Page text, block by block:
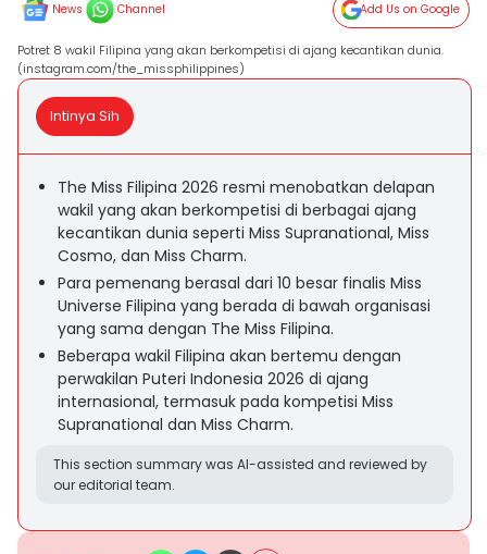
News Channel Add Us on Google
Potret 8 wakil Filipina yang akan berkompetisi di ajang kecantikan dunia.
(instagram.com/the_missphilippines)
Intinya Sih
The Miss Filipina 2026 resmi menobatkan delapan
wakil yang akan berkompetisi di berbagai ajang
kecantikan dunia seperti Miss Supranational, Miss
Cosmo, dan Miss Charm.
Para pemenang berasal dari 10 besar finalis Miss
Universe Filipina yang berada di bawah organisasi
yang sama dengan The Miss Filipina.
Beberapa wakil Filipina akan bertemu dengan
perwakilan Puteri Indonesia 2026 di ajang
internasional, termasuk pada kompetisi Miss
Supranational dan Miss Charm.
This section summary was AI-assisted and reviewed by
our editorial team.